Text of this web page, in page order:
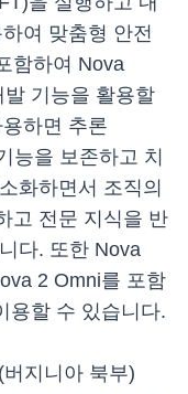
여 맞춤형 안전
함하여 Nova
기능을 활용할
하면 추론
능을 보존하고 치
화하면서 조직의
고 전문 지식을 반
다. 또한 Nova
2 Omni를 포함
용할 수 있습니다.
지니아 북부)